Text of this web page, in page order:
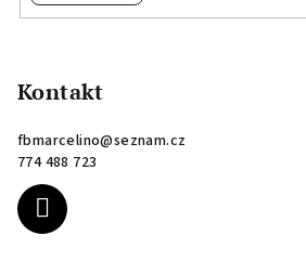
Kontakt
fbmarcelino@seznam.cz
774 488 723